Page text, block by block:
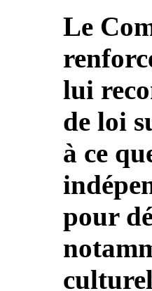
Le
lui
de loi
à ce
pour